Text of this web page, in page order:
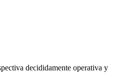
decididamente operativa y